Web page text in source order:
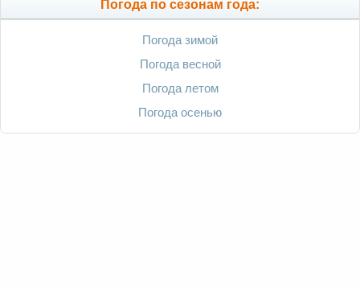
Погода по сезонам года:
Погода зимой
Погода весной
Погода летом
Погода осенью